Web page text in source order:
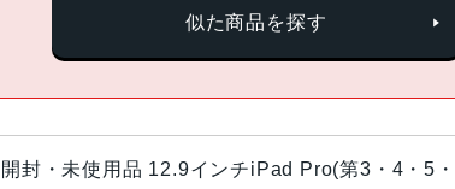
似た商品を探す
封・未使用品 12.9インチiPad Pro(第3・4・5